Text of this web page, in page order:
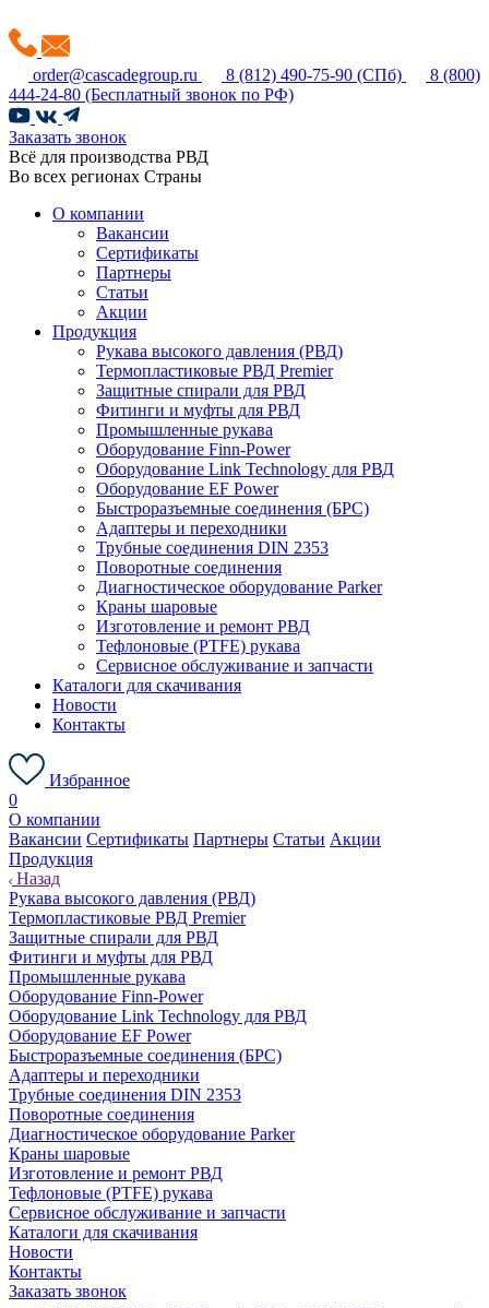
order@cascadegroup.ru 8 (812) 490-75-90 (СПб)
8 (800)
444-24-80 (Бесплатный звонок по РФ)
Заказать звонок
Всё для производства РВД
Во всех регионах Страны
О компании
Вакансии
Сертификаты
Партнеры
Статьи
Акции
Продукция
Рукава высокого давления (РВД)
Термопластиковые РВД Premier
Защитные спирали для РВД
Фитинги и муфты для РВД
Промышленные рукава
Оборудование Finn-Power
Оборудование Link Technology для РВД
Оборудование EF Power
Быстроразъемные соединения (БРС)
Адаптеры и переходники
Трубные соединения DIN 2353
Поворотные соединения
Диагностическое оборудование Parker
Краны шаровые
Изготовление и ремонт РВД
Тефлоновые (PTFE) рукава
Сервисное обслуживание и запчасти
Каталоги для скачивания
Новости
Контакты
Избранное
0
О компании
Вакансии Сертификаты Партнеры Статьи Акции
Продукция
Назад
Рукава высокого давления (РВД)
Термопластиковые РВД Premier
Защитные спирали для РВД
Фитинги и муфты для РВД
Промышленные рукава
Оборудование Finn-Power
Оборудование Link Technology для РВД
Оборудование EF Power
Быстроразъемные соединения (БРС)
Адаптеры и переходники
Трубные соединения DIN 2353
Поворотные соединения
Диагностическое оборудование Parker
Краны шаровые
Изготовление и ремонт РВД
Тефлоновые (PTFE) рукава
Сервисное обслуживание и запчасти
Каталоги для скачивания
Новости
Контакты
Заказать звонок